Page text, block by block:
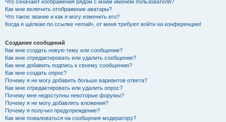
Что означают изображения рядом с моим именем пользователя?
Как мне включить отображение аватары?
Что такое звание и как я могу изменить его?
Когда я щёлкаю по ссылке «email», от меня требуют войти на конференцию!
Создание сообщений
Как мне создать новую тему или сообщение?
Как мне отредактировать или удалить сообщение?
Как мне добавить подпись к своему сообщению?
Как мне создать опрос?
Почему я не могу добавить больше вариантов ответа?
Как мне отредактировать или удалить опрос?
Почему мне недоступны некоторые форумы?
Почему я не могу добавлять вложения?
Почему я получил предупреждение?
Как мне пожаловаться на сообщения модератору?